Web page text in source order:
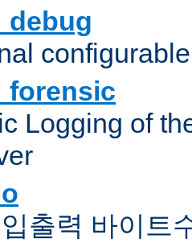
Logging of
출력 바이트